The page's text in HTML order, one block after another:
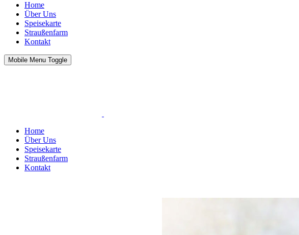
Home
Über Uns
Speisekarte
Straußenfarm
Kontakt
Mobile Menu Toggle
Home
Über Uns
Speisekarte
Straußenfarm
Kontakt